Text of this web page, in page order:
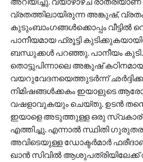
വ്രതത്തിലായിരുന്ന അങ്കുഷ്, വ്രതം
കുടുംബാംഗങ്ങൾക്കൊപ്പം വീട്ടിൽ
പാനീയമായ ഫ്രൂട്ടി
ബന്ധുക്കൾ പറഞ്ഞു. പാനീയം
തൊട്ടുപിന്നാലെ അങ്കുഷ്
വയറുവേദനയെത്തുടർന്ന്
നിമിഷങ്ങൾക്കകം ഇയാളുടെ
വഷളാവുകയും ചെയ്തു. ഉടൻ
ഇയാളെ അടുത്തുള്ള ഒരു
എത്തിച്ചു. എന്നാൽ സ്ഥിതി
അവിടെയുള്ള ഡോക്ടർമാർ
ഖാൻ സിവിൽ